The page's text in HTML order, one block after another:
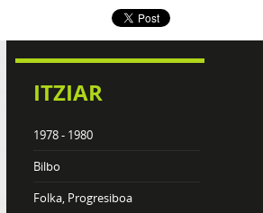
ITZIAR
1978 - 1980
Bilbo
Folka, Progresiboa